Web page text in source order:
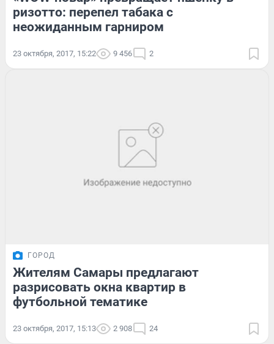
ризотто: перепел табака с
неожиданным гарниром
23 октября, 2017, 15:22 9 456 2
ГОРОД
Жителям Самары предлагают
разрисовать окна квартир в
футбольной тематике
23 октября, 2017, 15:13 2 908 24